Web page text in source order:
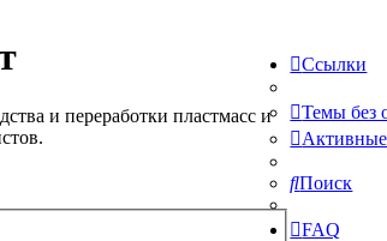
и переработки пластмасс и
Ссылки
Темы без
Поиск
FAQ